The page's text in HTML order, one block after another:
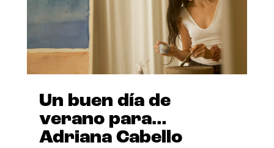
Un buen día de
verano para…
Adriana Cabello